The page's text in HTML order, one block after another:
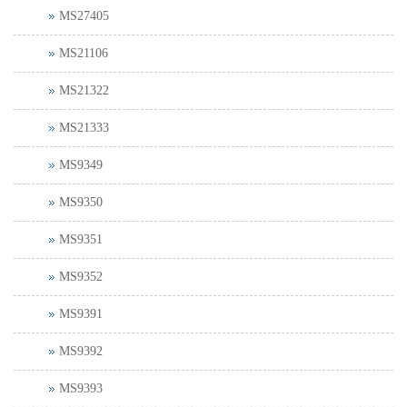
MS27405
MS21106
MS21322
MS21333
MS9349
MS9350
MS9351
MS9352
MS9391
MS9392
MS9393